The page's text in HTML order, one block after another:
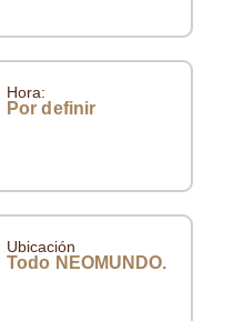
Hora:
Por definir
Ubicación
Todo NEOMUNDO.